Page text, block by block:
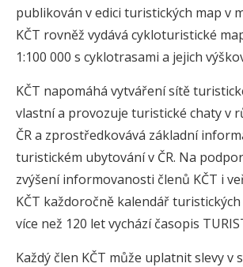
publikován v edici turistických map v
KČT rovněž vydává cykloturistické
1:100 000 s cyklotrasami a jejich
KČT napomáhá vytváření sítě
vlastní a provozuje turistické chaty v
ČR a zprostředkovává základní
turistickém ubytování v ČR. Na
zvýšení informovanosti členů KČT i
KČT každoročně kalendář turistických
více než 120 let vychází časopis
Každý člen KČT může uplatnit slevy v